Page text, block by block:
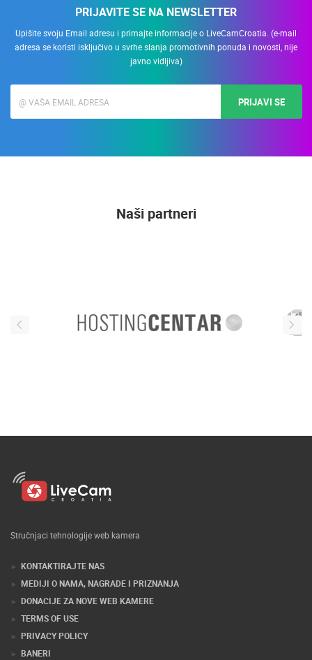
PRIJAVITE SE NA NEWSLETTER
Upišite svoju Email adresu i primajte informacije o LiveCamCroatia. (e-mail
adresa se koristi isključivo u svrhe slanja promotivnih ponuda i novosti, nije
javno vidljiva)
PRIJAVI SE
Naši partneri
Stručnjaci tehnologije web kamera
KONTAKTIRAJTE NAS
MEDIJI O NAMA, NAGRADE I PRIZNANJA
DONACIJE ZA NOVE WEB KAMERE
TERMS OF USE
PRIVACY POLICY
BANERI